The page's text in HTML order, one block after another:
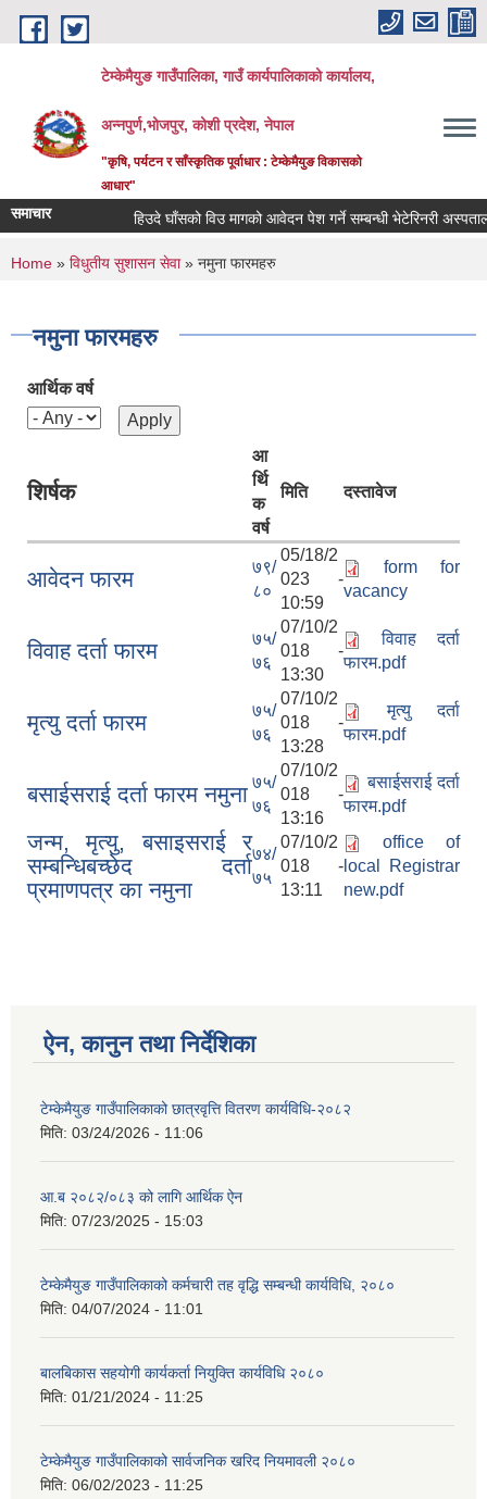
Skip to main content
टेम्केमैयुङ गाउँपालिका, गाउँ कार्यपालिकाको कार्यालय,
अन्नपुर्ण,भोजपुर, कोशी प्रदेश, नेपाल
"कृषि, पर्यटन र साँस्कृतिक पूर्वाधार : टेम्केमैयुङ विकासको
आधार"
समाचार हिउदे घाँसको विउ मागको आवेदन पेश गर्ने सम्बन्धी भेटेरिनरी
You are here
Home » विधुतीय सुशासन सेवा» नमुना फारमहरु
नमुना फारमहरु
आर्थिक वर्ष
शिर्षक
आ
र्थि
क
वर्ष
मिति दस्तावेज
आवेदन फारम
७९/
८०
05/18/2
023 -
10:59
form for
vacancy
विवाह दर्ता फारम
७५/
७६
07/10/2
018 -
13:30
विवाह दर्ता
फारम.pdf
मृत्यु दर्ता फारम
७५/
७६
07/10/2
018 -
13:28
मृत्यु दर्ता
फारम.pdf
बसाईसराई दर्ता फारम नमुना ७५/
७६
07/10/2
018 -
13:16
बसाईसराई दर्ता
फारम.pdf
जन्म, मृत्यु, बसाइसराई र
सम्बन्धिबच्छेद दर्ता
प्रमाणपत्र का नमुना
७४/
७५
07/10/2
018 -
13:11
office of
local Registrar
new.pdf
ऐन, कानुन तथा निर्देशिका
टेम्केमैयुङ गाउँपालिकाको छात्रवृत्ति वितरण कार्यविधि-२०८२
मिति: 03/24/2026 - 11:06
आ.ब २०८२/०८३ को लागि आर्थिक ऐन
मिति: 07/23/2025 - 15:03
टेम्केमैयुङ गाउँपालिकाको कर्मचारी तह वृद्धि सम्बन्धी कार्यविधि, २०८०
मिति: 04/07/2024 - 11:01
बालबिकास सहयोगी कार्यकर्ता नियुक्ति कार्यविधि २०८०
मिति: 01/21/2024 - 11:25
टेम्केमैयुङ गाउँपालिकाको सार्वजनिक खरिद नियमावली २०८०
मिति: 06/02/2023 - 11:25